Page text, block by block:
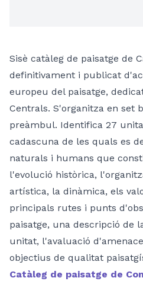
Sisè catàleg de paisatge de
definitivament i publicat
europeu del paisatge,
Centrals. S'organitza en set
preàmbul. Identifica 27
cadascuna de les quals es
naturals i humans que
l'evolució històrica,
artística, la dinàmica, els
principals rutes i punts
paisatge, una descripció de
unitat, l'avaluació
objectius de qualitat
Catàleg de paisatge de